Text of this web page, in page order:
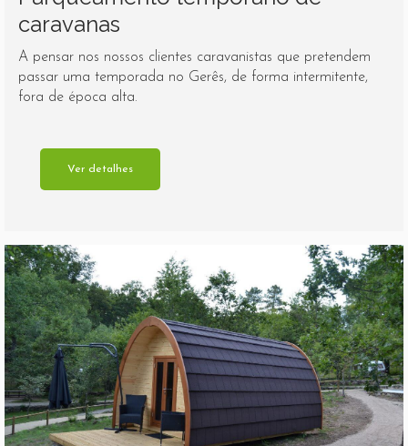
caravanas
A pensar nos nossos clientes caravanistas que pretendem
passar uma temporada no Gerês, de forma intermitente,
fora de época alta.
Ver detalhes